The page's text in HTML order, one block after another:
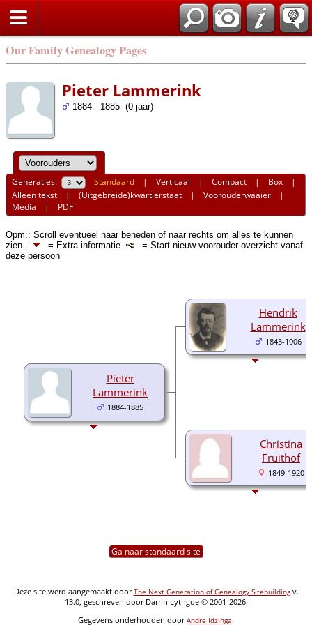
Our Family Genealogy Pages
Pieter Lammerink
1884 - 1885 (0 jaar)
Generaties: Standaard |Verticaal |Compact | Box |
Alleen tekst |(Uitgebreide)kwartierstaat |Voorouderwaaier |
Media | PDF
Opm.: Scroll eventueel naar beneden of naar rechts om alles te kunnen
zien.
= Extra informatie
= Start nieuw voorouder-overzicht vanaf
deze persoon
Pieter
Lammerink
1884-1885
Hendrik
Lammerink
1843-1906
Christina
Fruithof
1849-1920
Ga naar standaard site
Deze site werd aangemaakt doorThe Next Generation of Genealogy Sitebuildingv.
13.0, geschreven door Darrin Lythgoe © 2001-2026.
Gegevens onderhouden doorAndre Idzinga.